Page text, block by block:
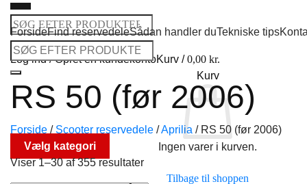
Søg
efter:
Log ind / Opret en kundekontoKurv /0,00 kr.
Kurv
Ingen varer i kurven.
Tilbage til shoppen
ForsideFind reservedeleSådan handler duTekniske tips
Søg
efter:
RS 50 (før 2006)
Forside / Scooter reservedele /Aprilia /RS 50 (før 2006)
Vælg kategori
Viser 1–30 af 355 resultater